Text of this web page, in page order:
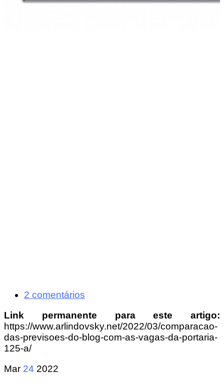
2 comentários
Link permanente para este artigo:
https://www.arlindovsky.net/2022/03/comparacao-
das-previsoes-do-blog-com-as-vagas-da-portaria-
125-a/
Mar 24 2022